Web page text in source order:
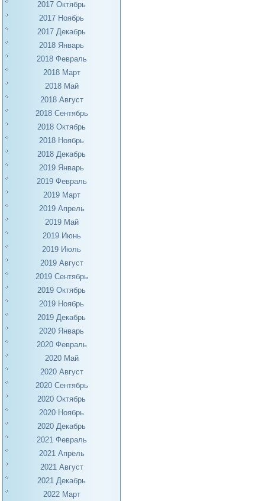
2017 Октябрь
2017 Ноябрь
2017 Декабрь
2018 Январь
2018 Февраль
2018 Март
2018 Май
2018 Август
2018 Сентябрь
2018 Октябрь
2018 Ноябрь
2018 Декабрь
2019 Январь
2019 Февраль
2019 Март
2019 Апрель
2019 Май
2019 Июнь
2019 Июль
2019 Август
2019 Сентябрь
2019 Октябрь
2019 Ноябрь
2019 Декабрь
2020 Январь
2020 Февраль
2020 Май
2020 Август
2020 Сентябрь
2020 Октябрь
2020 Ноябрь
2020 Декабрь
2021 Февраль
2021 Апрель
2021 Август
2021 Декабрь
2022 Март